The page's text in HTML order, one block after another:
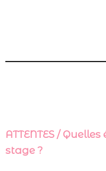
ATTENTES /
stage ?